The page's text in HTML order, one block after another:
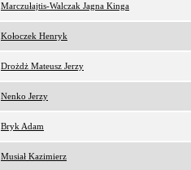
Marczułajtis-Walczak Jagna Kinga
Kołoczek Henryk
Drożdż Mateusz Jerzy
Nenko Jerzy
Bryk Adam
Musiał Kazimierz